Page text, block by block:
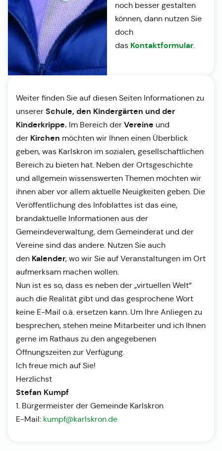
noch besser gestalten
können, dann nutzen Sie
doch
das Kontaktformular.
Weiter finden Sie auf diesen Seiten Informationen zu
unserer Schule, den Kindergärten und der
Kinderkrippe. Im Bereich der Vereine und
der Kirchen möchten wir Ihnen einen Überblick
geben, was Karlskron im sozialen, gesellschaftlichen
Bereich zu bieten hat. Neben der Ortsgeschichte
und allgemein wissenswerten Themen möchten wir
ihnen aber vor allem aktuelle Neuigkeiten geben. Die
Veröffentlichung des Infoblattes ist das eine,
brandaktuelle Informationen aus der
Gemeindeverwaltung, dem Gemeinderat und der
Vereine sind das andere. Nutzen Sie auch
den Kalender, wo wir Sie auf Veranstaltungen im Ort
aufmerksam machen wollen.
Nun ist es so, dass es neben der „virtuellen Welt“
auch die Realität gibt und das gesprochene Wort
keine E-Mail o.ä. ersetzen kann. Um Ihre Anliegen zu
besprechen, stehen meine Mitarbeiter und ich Ihnen
gerne im Rathaus zu den angegebenen
Öffnungszeiten zur Verfügung.
Ich freue mich auf Sie!
Herzlichst
Stefan Kumpf
1. Bürgermeister der Gemeinde Karlskron
E-Mail: kumpf@karlskron.de